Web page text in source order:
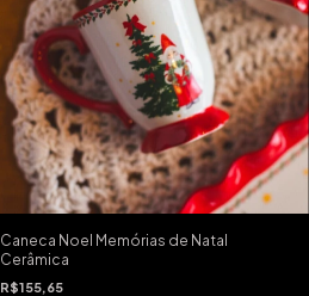
Caneca Noel Memórias de Natal
Cerâmica
R$155,65